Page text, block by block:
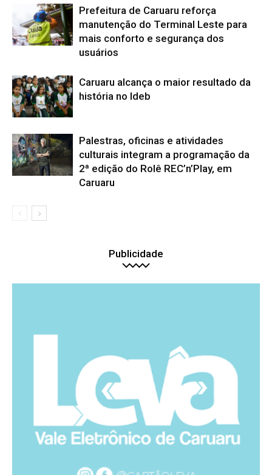
Prefeitura de Caruaru reforça
manutenção do Terminal Leste para
mais conforto e segurança dos
usuários
Caruaru alcança o maior resultado da
história no Ideb
Palestras, oficinas e atividades
culturais integram a programação da
2ª edição do Rolê REC’n’Play, em
Caruaru
Publicidade